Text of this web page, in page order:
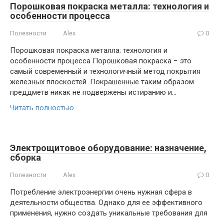
Порошковая покраска металла: технология и
особенности процесса
Полезности Alex 0
Порошковая покраска металла: технология и
особенности процесса Порошковая покраска − это
самый современный и технологичный метод покрытия
железных плоскостей. Покрашенные таким образом
преддметв никак не подвержены истиранию и…
Читать полностью
Электрощитовое оборудование: назначение,
сборка
Полезности Alex 0
Потребление электроэнергии очень нужная сфера в
деятельности общества. Однако для ее эффективного
применения, нужно создать уникальные требования для